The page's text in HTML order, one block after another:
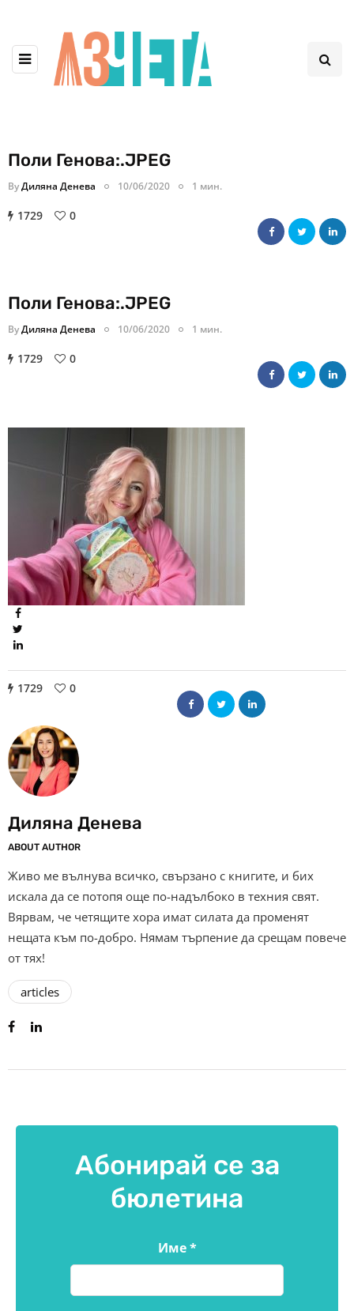
Поли Генова:.JPEG
ByДиляна Денева 10/06/2020 1 мин.
1729 0
Поли Генова:.JPEG
ByДиляна Денева 10/06/2020 1 мин.
1729 0
1729 0
Диляна Денева
ABOUT AUTHOR
Живо ме вълнува всичко, свързано с книгите, и бих
искала да се потопя още по-надълбоко в техния свят.
Вярвам, че четящите хора имат силата да променят
нещата към по-добро. Нямам търпение да срещам повече
от тях!
articles
Абонирай се за
бюлетина
Име*